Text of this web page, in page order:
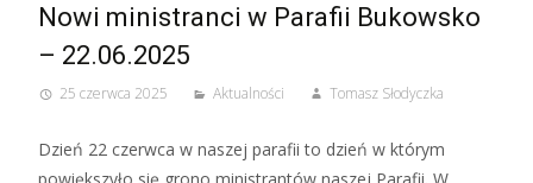
Nowi ministranci w Parafii Bukowsko
– 22.06.2025
25 czerwca 2025 Aktualności Tomasz Słodyczka
Dzień 22 czerwca w naszej parafii to dzień w którym
powiększyło się grono ministrantów naszej Parafii. W